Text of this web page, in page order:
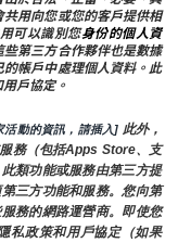
用向您或您的客戶提供相
可以識別您身份的個人資
第三方合作夥伴也是數據
帳戶中處理個人資料。此
戶協定。
活動的資訊，請插入] 此外，
務（包括Apps Store、支
類功能或服務由第三方提
三方功能和服務。您向第
務的網路運營商。即使您
私政策和用戶協定（如果